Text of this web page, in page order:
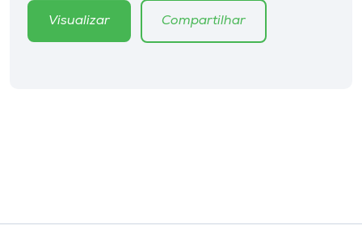
Editora
Visualizar Compartilhar